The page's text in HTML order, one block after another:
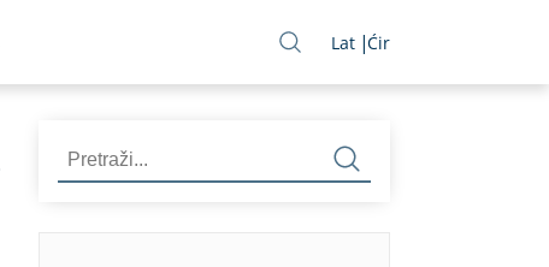
Lat Ćir